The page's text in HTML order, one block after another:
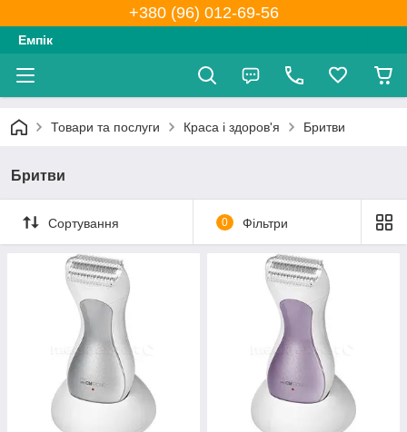
+380 (96) 012-69-56
Емпік
Товари та послуги Краса і здоров'я Бритви
Бритви
Сортування 0 Фільтри